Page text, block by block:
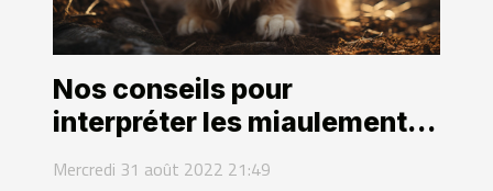
Nos conseils pour
interpréter les miaulements
de votre chat
Mercredi 31 août 2022 21:49